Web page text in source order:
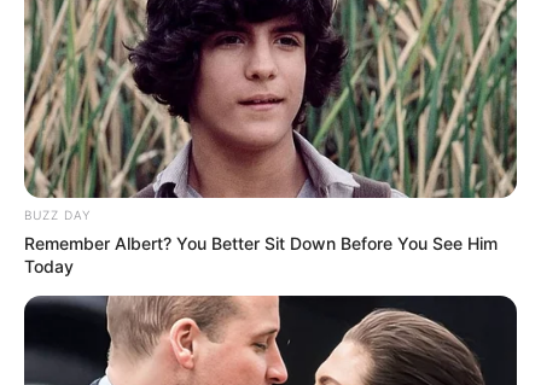
BUZZ DAY
Remember Albert? You Better Sit Down Before You See Him
Today